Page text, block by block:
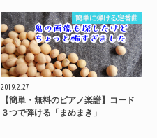
簡単に弾ける定番曲
2019.2.27
【簡単・無料のピアノ楽譜】コード
３つで弾ける「まめまき」